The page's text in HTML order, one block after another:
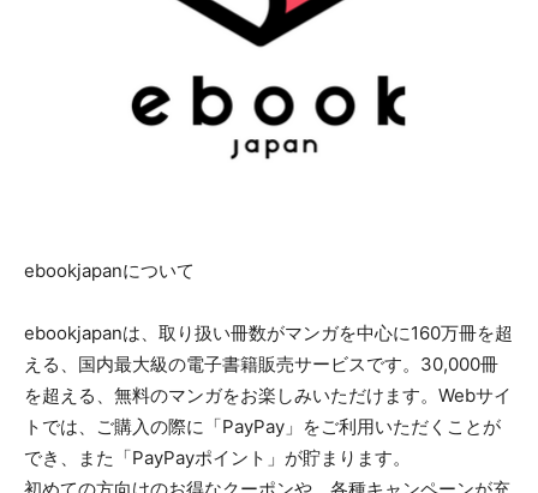
ebookjapanについて
ebookjapanは、取り扱い冊数がマンガを中心に160万冊を超
える、国内最大級の電子書籍販売サービスです。30,000冊
を超える、無料のマンガをお楽しみいただけます。Webサイ
トでは、ご購入の際に「PayPay」をご利用いただくことが
でき、また「PayPayポイント」が貯まります。
初めての方向けのお得なクーポンや、各種キャンペーンが充